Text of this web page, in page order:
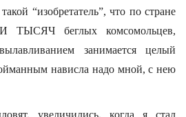
“изобретатель”, что по стране
ТЫСЯЧ беглых комсомольцев,
занимается целый
нависла надо мной, с нею
увеличились, когда я стал